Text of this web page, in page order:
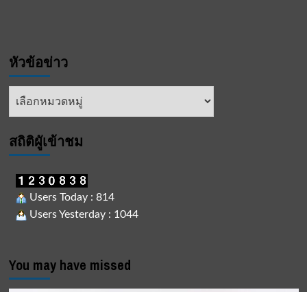
หัวข้อข่าว
หัวข้อ
สถิติผูัเข้าชม
Users Today : 814
Users Yesterday : 1044
You may have missed